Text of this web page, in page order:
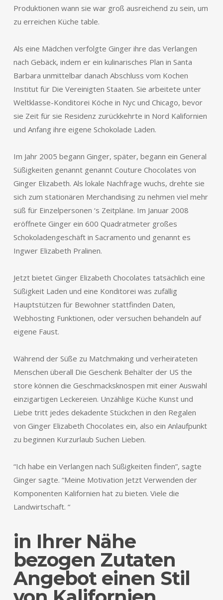
Produktionen wann sie war groß ausreichend zu sein, um
zu erreichen Küche table.
Als eine Mädchen verfolgte Ginger ihre das Verlangen
nach Gebäck, indem er ein kulinarisches Plan in Santa
Barbara unmittelbar danach Abschluss vom Kochen
Institut für Die Vereinigten Staaten. Sie arbeitete unter
Weltklasse-Konditorei Köche in Nyc und Chicago, bevor
sie Zeit für sie Residenz zurückkehrte in Nord Kalifornien
und Anfang ihre eigene Schokolade Laden.
Im Jahr 2005 begann Ginger, später, begann ein General
Süßigkeiten genannt genannt Couture Chocolates von
Ginger Elizabeth. Als lokale Nachfrage wuchs, drehte sie
sich zum stationären Merchandising zu nehmen viel mehr
süß für Einzelpersonen ‘s Zeitpläne. Im Januar 2008
eröffnete Ginger ein 600 Quadratmeter großes
Schokoladengeschäft in Sacramento und genannt es
Ingwer Elizabeth Pralinen.
Jetzt bietet Ginger Elizabeth Chocolates tatsächlich eine
Süßigkeit Laden und eine Konditorei was zufällig
Hauptstützen für Bewohner stattfinden Daten,
Webhosting Funktionen, oder versuchen behandeln auf
eigene Faust.
Während der Süße zu Matchmaking und verheirateten
Menschen überall Die Geschenk Behälter der US the
store können die Geschmacksknospen mit einer Auswahl
einzigartigen Leckereien. Unzählige Küche Kunst und
Liebe tritt jedes dekadente Stückchen in den Regalen
von Ginger Elizabeth Chocolates ein, also ein Anlaufpunkt
zu beginnen Kurzurlaub Suchen Lieben.
“Ich habe ein Verlangen nach Süßigkeiten finden”, sagte
Ginger sagte. “Meine Motivation Jetzt Verwenden der
Komponenten Kalifornien hat zu bieten. Viele die
Landwirtschaft. “
in Ihrer Nähe
bezogen Zutaten
Angebot einen Stil